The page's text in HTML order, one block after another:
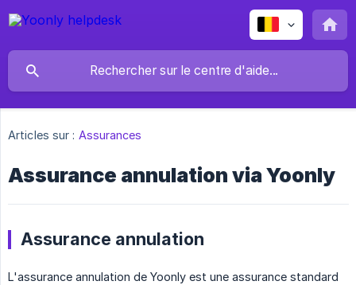
Articles sur : Assurances
Assurance annulation via Yoonly
Assurance annulation
L'assurance annulation de Yoonly est une assurance standard